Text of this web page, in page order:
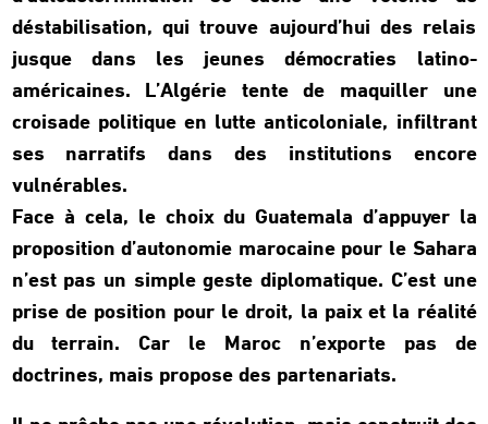
déstabilisation, qui trouve aujourd’hui des relais
jusque dans les jeunes démocraties latino-
américaines. L’Algérie tente de maquiller une
croisade politique en lutte anticoloniale, infiltrant
ses narratifs dans des institutions encore
vulnérables.
Face à cela, le choix du Guatemala d’appuyer la
proposition d’autonomie marocaine pour le Sahara
n’est pas un simple geste diplomatique. C’est une
prise de position pour le droit, la paix et la réalité
du terrain. Car le Maroc n’exporte pas de
doctrines, mais propose des partenariats.